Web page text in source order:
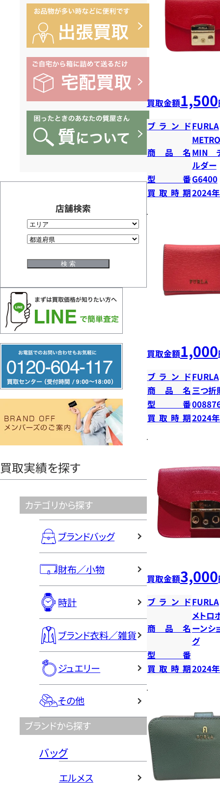
店舗検索
リ
ー
ヤ
買取実績を探す
カテゴリから探す
ブランドバッグ
財布／小物
時計
ブランド衣料／雑貨
ジュエリー
その他
ブランドから探す
バッグ
エルメス
買取金額1,500
ブランドFURLA
商品名 MIN
ルダー
型番G6400
買取時期2024
買取金額1,000
ブランドFURLA
商品名 三つ折
型番
買取時期2024
買取金額3,000
ブランドFURLA
商品名
メトロ
ーンシ
グ
型番
買取時期2024